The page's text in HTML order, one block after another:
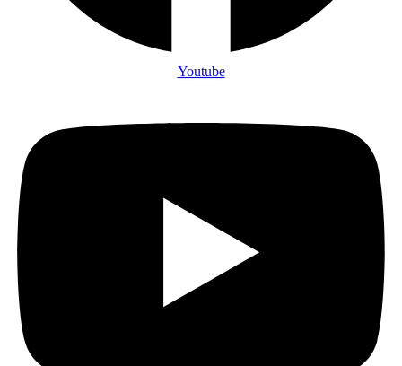
Youtube